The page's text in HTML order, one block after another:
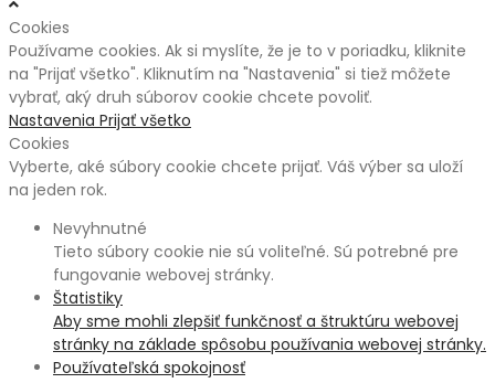
Cookies
Používame cookies. Ak si myslíte, že je to v poriadku, kliknite
na "Prijať všetko". Kliknutím na "Nastavenia" si tiež môžete
vybrať, aký druh súborov cookie chcete povoliť.
Nastavenia Prijať všetko
Cookies
Vyberte, aké súbory cookie chcete prijať. Váš výber sa uloží
na jeden rok.
Nevyhnutné
Tieto súbory cookie nie sú voliteľné. Sú potrebné pre
fungovanie webovej stránky.
Štatistiky
Aby sme mohli zlepšiť funkčnosť a štruktúru webovej
stránky na základe spôsobu používania webovej stránky.
Používateľská spokojnosť